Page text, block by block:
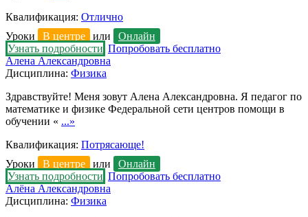
Квалификация: Отлично
Уроки
В центре или
Онлайн
Узнать подробности Попробовать бесплатно
Алена Александровна
Дисциплина: Физика
Здравствуйте! Меня зовут Алена Александровна. Я педагог по
математике и физике Федеральной сети центров помощи в
обучении « ...»
Квалификация: Потрясающе!
Уроки
В центре или
Онлайн
Узнать подробности Попробовать бесплатно
Алёна Александровна
Дисциплина: Физика